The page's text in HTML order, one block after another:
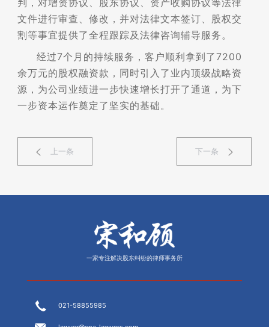
文件进行审查、修改，并对法律文本签订、股权交
割等事宜提供了全程跟踪及法律咨询辅导服务。
经过7个月的持续服务，客户顺利拿到了7200
余万元的股权融资款，同时引入了业内顶级战略资
源，为公司业绩进一步快速增长打开了通道，为下
一步资本运作奠定了坚实的基础。
上一条 下一条
一家专注解决股东纠纷的律师事务所
021-58855985